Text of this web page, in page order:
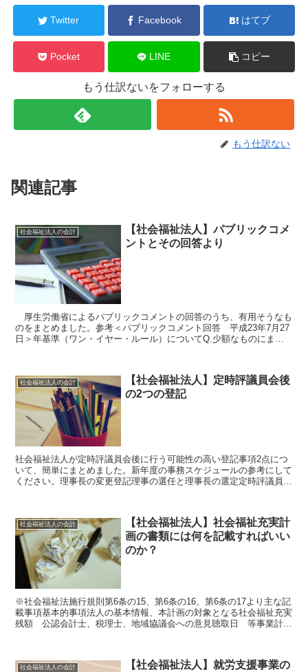
Twitter Facebook はてブ
Pocket LINE コピー
もう仕訳ないをフォローする
もう仕訳ない
関連記事
社会福祉法人の会計
【社会福祉法人】パブリックコメ
ントとその回答より
厚生労働省によるパブリックコメントの回答のうち、有用そうなも
のをまとめました。参考＜パブリックコメント回答 平成23年7月27
日＞年基準（ワン・イヤー・ルール）についてQ.少額なものにま
社会福祉法人の会計
【社会福祉法人】定時評議員会後
の2つの登記
社会福祉法人が定時評議員会後に行う可能性の高い登記事項2点につ
いて、簡単にまとめました。新年度の事務スケジュールの参考にして
ください。理事長の変更登記理事の選任と理事長の選定定時評議員会
社会福祉法人の会計
【社会福祉法人】社会福祉充実計
画の書類には何を記載すればいい
のか？
※社会福祉法施行規則第6条の15、第6条の16、第6条の17より主な記
載事項基本的事項法人の基本情報、本計画の対象となる社会福祉充実
残額 公認会計士、税理士、地域協議会への意見聴取日 等事業計画
社会福祉法人の会計
【社会福祉法人】就労支援事業の